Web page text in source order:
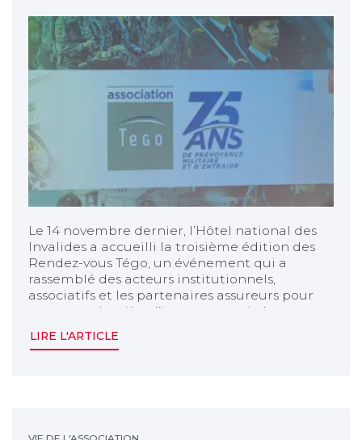
Le 14 novembre dernier, l’Hôtel national des
Invalides a accueilli la troisième édition des
Rendez-vous Tégo, un événement qui a
rassemblé des acteurs institutionnels,
associatifs et les partenaires assureurs pour
mettre en lumière l’importance de la
LIRE L'ARTICLE